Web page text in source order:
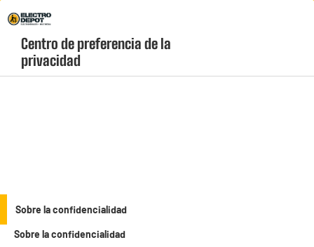
Menú
geolocation-header-icon-text
account
Centro de preferencia de la
privacidad
Sobre la confidencialidad
Sobre la confidencialidad